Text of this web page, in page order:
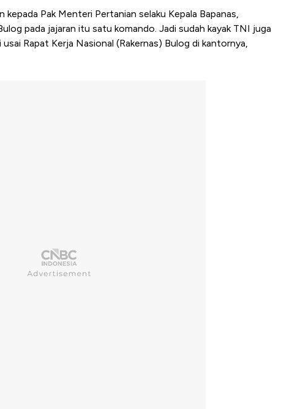
kepada Pak Menteri Pertanian selaku Kepala Bapanas,
pada jajaran itu satu komando. Jadi sudah kayak TNI juga
Rapat Kerja Nasional (Rakernas) Bulog di kantornya,